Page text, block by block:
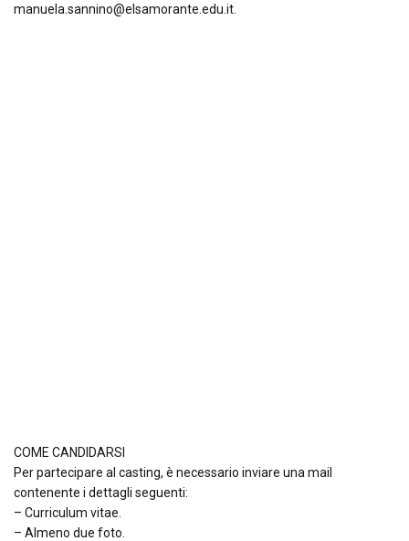
manuela.sannino@elsamorante.edu.it.
COME CANDIDARSI
Per partecipare al casting, è necessario inviare una mail
contenente i dettagli seguenti:
– Curriculum vitae.
– Almeno due foto.